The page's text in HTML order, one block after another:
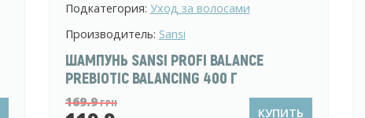
Подкатегория: Уход за волосами
Производитель: Sansi
ШАМПУНЬ SANSI PROFI BALANCE
PREBIOTIC BALANCING 400 Г
169.9ГРН
КУПИТЬ